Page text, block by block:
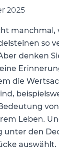
2025
manchmal,
so
denken
die
Leben.
unter den
auswählt.